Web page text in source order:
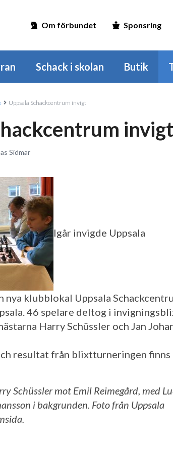
Om förbundet Sponsring
Schack i skolan Butik
Uppsala Schackcentrum invigt
invigt
Sidmar
Igår invigde Uppsala
nya klubblokal Uppsala
46 spelare deltog i
Harry Schüssler och Jan
resultat från blixtturneringen finns
Schüssler mot Emil Reimegård, med
i bakgrunden. Foto från Uppsala